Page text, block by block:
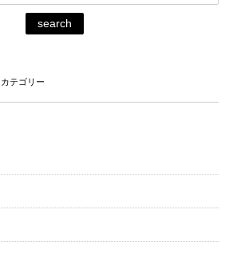
search
カテゴリー